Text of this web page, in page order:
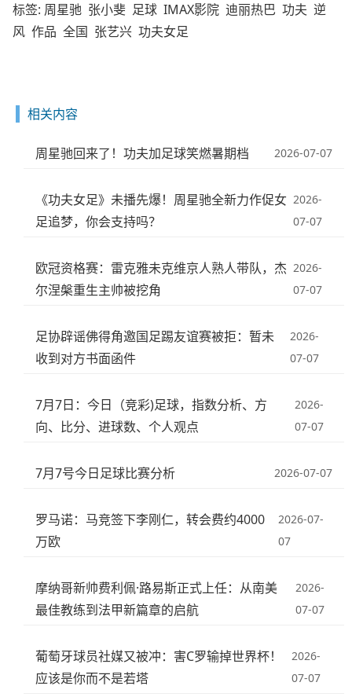
标签: 周星驰 张小斐 足球 IMAX影院 迪丽热巴 功夫 逆
风 作品 全国 张艺兴 功夫女足
相关内容
周星驰回来了！功夫加足球笑燃暑期档 2026-07-07
《功夫女足》未播先爆！周星驰全新力作促女
足追梦，你会支持吗？
2026-
07-07
欧冠资格赛：雷克雅未克维京人熟人带队，杰
尔涅槃重生主帅被挖角
2026-
07-07
足协辟谣佛得角邀国足踢友谊赛被拒：暂未
收到对方书面函件
2026-
07-07
7月7日：今日（竞彩)足球，指数分析、方
向、比分、进球数、个人观点
2026-
07-07
7月7号今日足球比赛分析 2026-07-07
罗马诺：马竞签下李刚仁，转会费约4000
万欧
2026-07-
07
摩纳哥新帅费利佩·路易斯正式上任：从南美
最佳教练到法甲新篇章的启航
2026-
07-07
葡萄牙球员社媒又被冲：害C罗输掉世界杯！
应该是你而不是若塔
2026-
07-07